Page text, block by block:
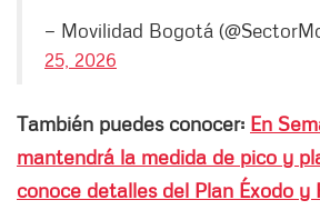
— Movilidad Bogotá
25, 2026
También puedes conocer: En
mantendrá la medida de pico y
conoce detalles del Plan Éxodo y